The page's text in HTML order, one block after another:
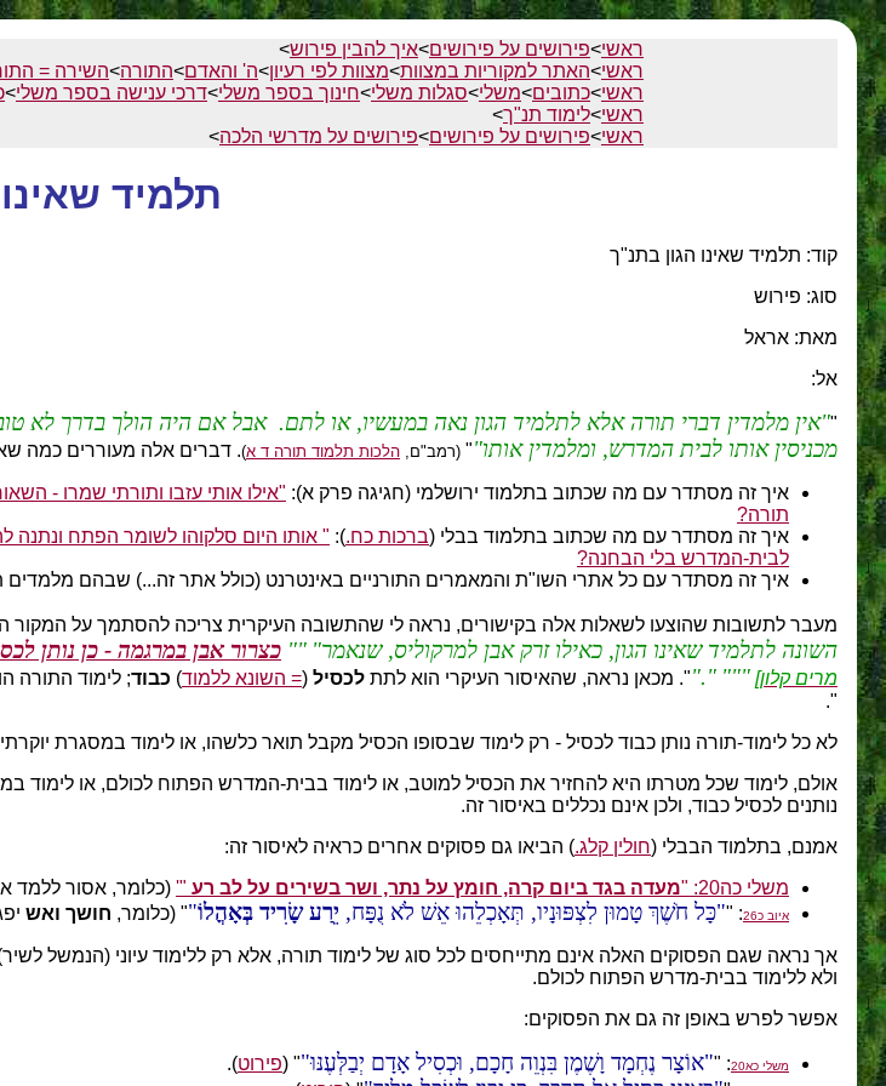
ראשי>פירושים על פירושים>איך להבין פירוש>
ראשי>האתר למקוריות במצוות>מצוות לפי רעיון>ה' והאדם>התורה>השירה =
ראשי>כתובים>משלי>סגלות משלי>חינוך בספר משלי>דרכי ענישה בספר משלי>
ראשי>לימוד תנ"ך>
ראשי>פירושים על פירושים>פירושים על מדרשי הלכה>
תלמיד שאינו
קוד: תלמיד שאינו הגון בתנ"ך
סוג: פירוש
מאת: אראל
אל:
" אין מלמדין דברי תורה אלא לתלמיד הגון נאה במעשיו, או לתם. אבל אם היה הולך בדרך לא
מכניסין אותו לבית המדרש, ומלמדין אותו " (רמב"ם, הלכות תלמוד תורה ד א). דברים אלה מעוררים כמה
איך זה מסתדר עם מה שכתוב בתלמוד ירושלמי (חגיגה פרק א): "אילו אותי עזבו ותורתי שמרו -
תורה?
איך זה מסתדר עם מה שכתוב בתלמוד בבלי (ברכות כח.): " אותו היום סלקוהו לשומר הפתח
לבית-המדרש בלי הבחנה?
איך זה מסתדר עם כל אתרי השו"ת והמאמרים התורניים באינטרנט (כולל אתר זה...) שבהם מלמדים
מעבר לתשובות שהוצעו לשאלות אלה בקישורים, נראה לי שהתשובה העיקרית צריכה להסתמך על
השונה לתלמיד שאינו הגון, כאילו זרק אבן למרקוליס, שנאמר
" כצרור אבן במרגמה - כן נותן
מרים קלון]
"
. ". מכאן נראה, שהאיסור העיקרי הוא לתת לכסיל (= השונא ללמוד) כבוד; לימוד התורה
".
לא כל לימוד-תורה נותן כבוד לכסיל - רק לימוד שבסופו הכסיל מקבל תואר כלשהו, או לימוד במסגרת
אולם, לימוד שכל מטרתו היא להחזיר את הכסיל למוטב, או לימוד בבית-המדרש הפתוח לכולם, או לימוד
נותנים לכסיל כבוד, ולכן אינם נכללים באיסור זה.
אמנם, בתלמוד הבבלי (חולין קלג.) הביאו גם פסוקים אחרים כראיה לאיסור זה:
משלי כה20: "
מעדה בגד ביום קרה, חומץ על נתר, ושר בשירים על לב רע "' (כלומר, אסור ללמד
איוב כ26 : " כָּל חֹשֶׁךְ טָמוּן לִצְפּוּנָיו, תְּאָכְלֵהוּ אֵשׁ לֹא נֻפָּח, יֵרַע שָׂרִיד בְּאָהֳלוֹ " (כלומר, חושך ואש
אך נראה שגם הפסוקים האלה אינם מתייחסים לכל סוג של לימוד תורה, אלא רק ללימוד עיוני (הנמשל
ולא ללימוד בבית-מדרש הפתוח לכולם.
אפשר לפרש באופן זה גם את הפסוקים:
משלי כא20 : " אוֹצָר נֶחְמָד וָשֶׁמֶן בִּנְוֵה חָכָם, וּכְסִיל אָדָם יְבַלְּעֶנּוּ " (פירוט).